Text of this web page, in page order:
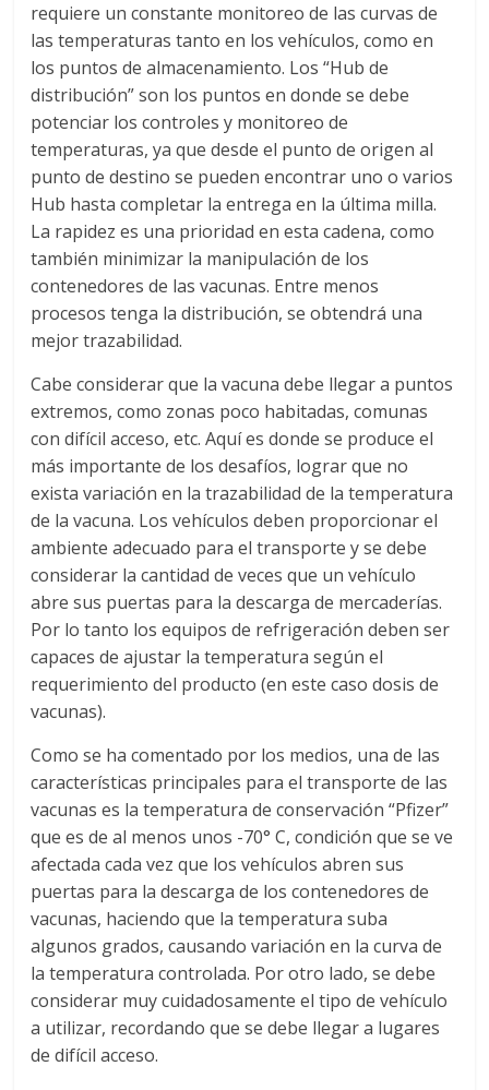
p
o
s
y
M
a
q
u
n
a
r
a
e
n
B
o
requiere un constante monitoreo de las curvas de
las temperaturas tanto en los vehículos, como en
los puntos de almacenamiento. Los “Hub de
distribución” son los puntos en donde se debe
potenciar los controles y monitoreo de
temperaturas, ya que desde el punto de origen al
punto de destino se pueden encontrar uno o varios
Hub hasta completar la entrega en la última milla.
La rapidez es una prioridad en esta cadena, como
también minimizar la manipulación de los
contenedores de las vacunas. Entre menos
procesos tenga la distribución, se obtendrá una
mejor trazabilidad.
Cabe considerar que la vacuna debe llegar a puntos
extremos, como zonas poco habitadas, comunas
con difícil acceso, etc. Aquí es donde se produce el
más importante de los desafíos, lograr que no
exista variación en la trazabilidad de la temperatura
de la vacuna. Los vehículos deben proporcionar el
ambiente adecuado para el transporte y se debe
considerar la cantidad de veces que un vehículo
abre sus puertas para la descarga de mercaderías.
Por lo tanto los equipos de refrigeración deben ser
capaces de ajustar la temperatura según el
requerimiento del producto (en este caso dosis de
vacunas).
Como se ha comentado por los medios, una de las
características principales para el transporte de las
vacunas es la temperatura de conservación “Pfizer”
que es de al menos unos -70° C, condición que se ve
afectada cada vez que los vehículos abren sus
puertas para la descarga de los contenedores de
vacunas, haciendo que la temperatura suba
algunos grados, causando variación en la curva de
la temperatura controlada. Por otro lado, se debe
considerar muy cuidadosamente el tipo de vehículo
a utilizar, recordando que se debe llegar a lugares
de difícil acceso.